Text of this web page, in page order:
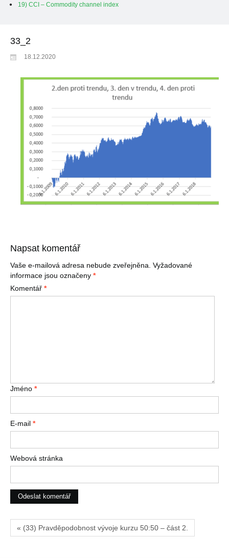
19) CCI – Commodity channel index
33_2
18.12.2020
Napsat komentář
Vaše e-mailová adresa nebude zveřejněna. Vyžadované
informace jsou označeny *
Komentář *
Jméno *
E-mail *
Webová stránka
« (33) Pravděpodobnost vývoje kurzu 50:50 – část 2.